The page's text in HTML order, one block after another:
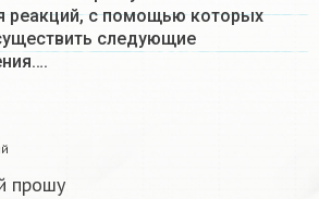
реакций, с помощью которых
следующие
прошу